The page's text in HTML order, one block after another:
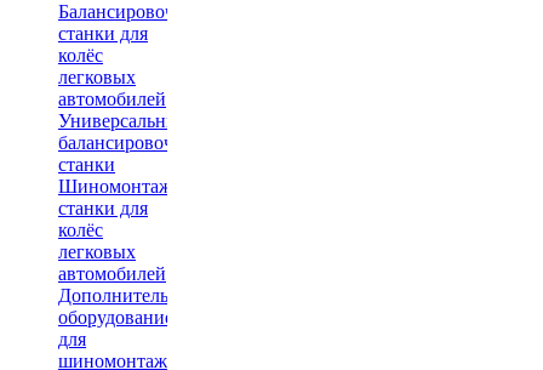
Балансировочные
станки для
колёс
легковых
автомобилей
Универсальные
балансировочные
станки
Шиномонтажные
станки для
колёс
легковых
автомобилей
Дополнительное
оборудование
для
шиномонтажных